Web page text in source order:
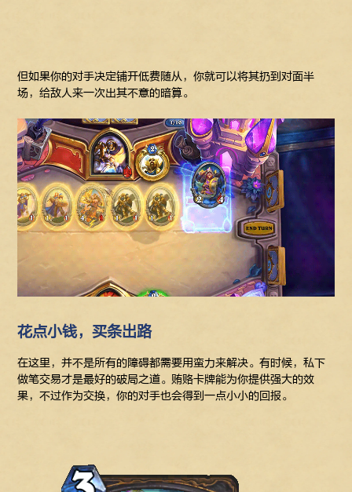
但如果你的对手决定铺开低费随从，你就可以将其扔到对面半
场，给敌人来一次出其不意的暗算。
花点小钱，买条出路
在这里，并不是所有的障碍都需要用蛮力来解决。有时候，私下
做笔交易才是最好的破局之道。贿赂卡牌能为你提供强大的效
果，不过作为交换，你的对手也会得到一点小小的回报。